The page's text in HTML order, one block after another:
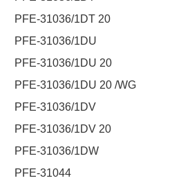
PFE-31036/1DT 20
PFE-31036/1DU
PFE-31036/1DU 20
PFE-31036/1DU 20 /WG
PFE-31036/1DV
PFE-31036/1DV 20
PFE-31036/1DW
PFE-31044